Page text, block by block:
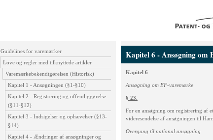
Guidelines for varemærker
Love og regler med tilknyttede artikler
Varemærkebekendtgørelsen (Historisk)
Kapitel 1 - Ansøgningen (§1-§10)
Kapitel 2 - Registrering og offentliggørelse
(§11-§12)
Kapitel 3 - Indsigelser og ophævelser (§13-
§14)
Kapitel 4 - Ændringer af ansøgninger og
Kapitel 6 - Ansøgning om
Kapitel 6
Ansøgning om EF-varemærke
§ 23.
For en ansøgning om registrering af
videresendelse af ansøgningen til
Overgang til national ansøgning